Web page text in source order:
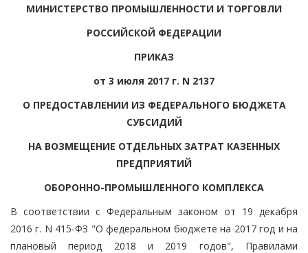
МИНИСТЕРСТВО ПРОМЫШЛЕННОСТИ И ТОРГОВЛИ
РОССИЙСКОЙ ФЕДЕРАЦИИ
ПРИКАЗ
от 3 июля 2017 г. N 2137
О ПРЕДОСТАВЛЕНИИ ИЗ ФЕДЕРАЛЬНОГО БЮДЖЕТА
СУБСИДИЙ
НА ВОЗМЕЩЕНИЕ ОТДЕЛЬНЫХ ЗАТРАТ КАЗЕННЫХ
ПРЕДПРИЯТИЙ
ОБОРОННО-ПРОМЫШЛЕННОГО КОМПЛЕКСА
В соответствии с Федеральным законом от 19 декабря
2016 г. N 415-ФЗ "О федеральном бюджете на 2017 год и на
плановый период 2018 и 2019 годов", Правилами